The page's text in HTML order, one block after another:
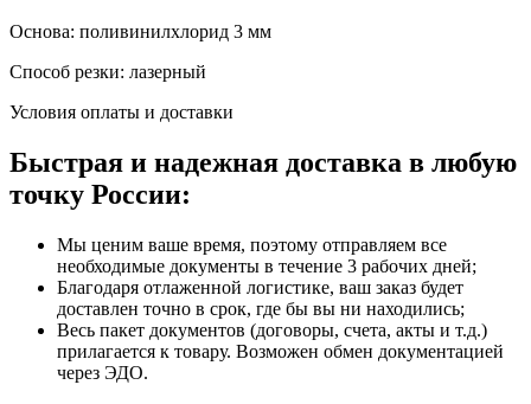
Основа: поливинилхлорид 3 мм
Способ резки: лазерный
Условия оплаты и доставки
Быстрая и надежная доставка в любую
точку России:
Мы ценим ваше время, поэтому отправляем все
необходимые документы в течение 3 рабочих дней;
Благодаря отлаженной логистике, ваш заказ будет
доставлен точно в срок, где бы вы ни находились;
Весь пакет документов (договоры, счета, акты и т.д.)
прилагается к товару. Возможен обмен документацией
через ЭДО.